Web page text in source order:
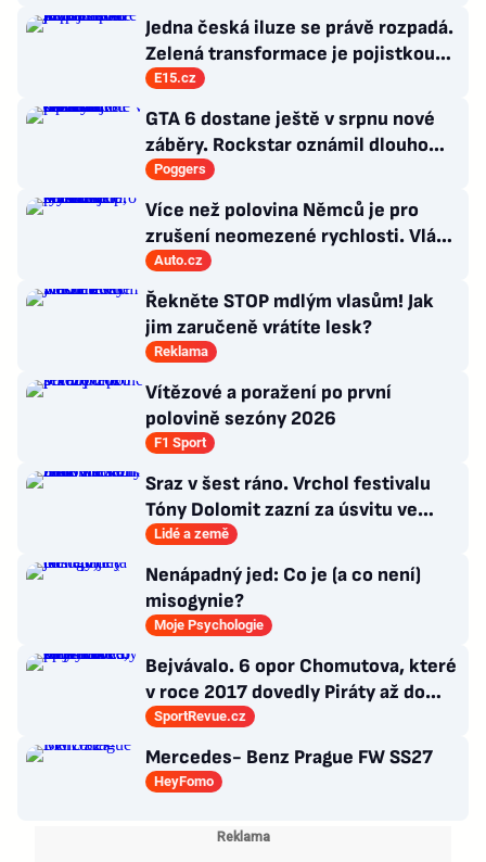
zamakat
Jedna česká iluze se právě rozpadá.
Zelená transformace je pojistkou
proti chaosu
E15.cz
GTA 6 dostane ještě v srpnu nové
záběry. Rockstar oznámil dlouho
očekávanou prezentaci
Poggers
Více než polovina Němců je pro
zrušení neomezené rychlosti. Vláda
řekla, co si o tom myslí
Auto.cz
Řekněte STOP mdlým vlasům! Jak
jim zaručeně vrátíte lesk?
Reklama
Vítězové a poražení po první
polovině sezóny 2026
F1 Sport
Sraz v šest ráno. Vrchol festivalu
Tóny Dolomit zazní za úsvitu ve
3000 metrech
Lidé a země
Nenápadný jed: Co je (a co není)
misogynie?
Moje Psychologie
Bejvávalo. 6 opor Chomutova, které
v roce 2017 dovedly Piráty až do
semifinále play-off
SportRevue.cz
Mercedes- Benz Prague FW SS27
HeyFomo